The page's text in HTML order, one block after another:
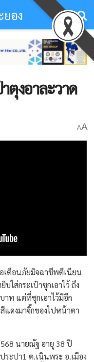
อง
ตุงอาละวาด
AA
เตือนภัยมิจฉาชีพตีเนียน
ใส่กระเป๋าซุกเอาไว้ ถึง
าท แต่ที่ซุกเอาไว้มีอีก
แดงมาจิ๊กของไปหน้าตา
นายณัฐ อายุ 38 ปี
ระปา1 ต.เนินพระ อ.เมือง